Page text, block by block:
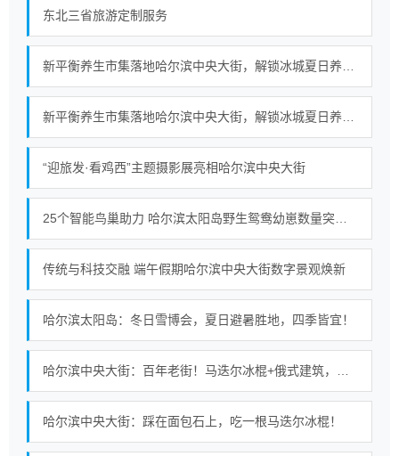
东北三省旅游定制服务
“迎旅发·看鸡西”主题摄影展亮相哈尔滨中央大街
传统与科技交融 端午假期哈尔滨中央大街数字景观焕新
哈尔滨太阳岛：冬日雪博会，夏日避暑胜地，四季皆宜！
哈尔滨中央大街：踩在面包石上，吃一根马迭尔冰棍！